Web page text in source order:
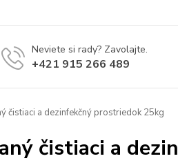
Neviete si rady? Zavolajte.
+421 915 266 489
čistiaci a dezinfekčný prostriedok 25kg
čistiaci a